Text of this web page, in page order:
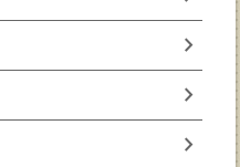
chevron_right
chevron_right
chevron_right